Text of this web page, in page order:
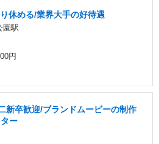
休める/業界大手の好待遇
園駅
円
新卒歓迎/ブランドムービーの制作
ー